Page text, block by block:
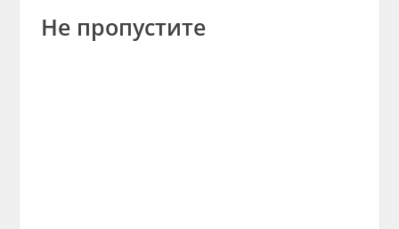
Не пропустите